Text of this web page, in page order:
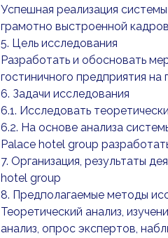
Успешная реализация
грамотно выстроенной
5. Цель исследования
Разработать и обосновать
гостиничного предприятия
6. Задачи исследования
6.1. Исследовать
6.2. На основе анализа
Palace hotel group
7. Организация, результаты
hotel group
8. Предполагаемые методы
Теоретический анализ,
анализ, опрос экспертов,